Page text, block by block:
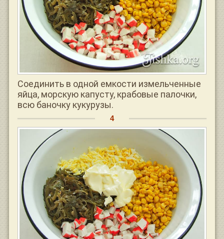
Соединить в одной емкости измельченные
яйца, морскую капусту, крабовые палочки,
всю баночку кукурузы.